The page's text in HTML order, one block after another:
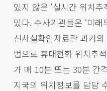
있지 않은 ‘실시간 위치
있다. 수사기관들은 ‘미
신사실확인자료란 과거
법으로 휴대전화 위치추
가 매 10분 또는 30분 간
지국의 위치정보를 담당